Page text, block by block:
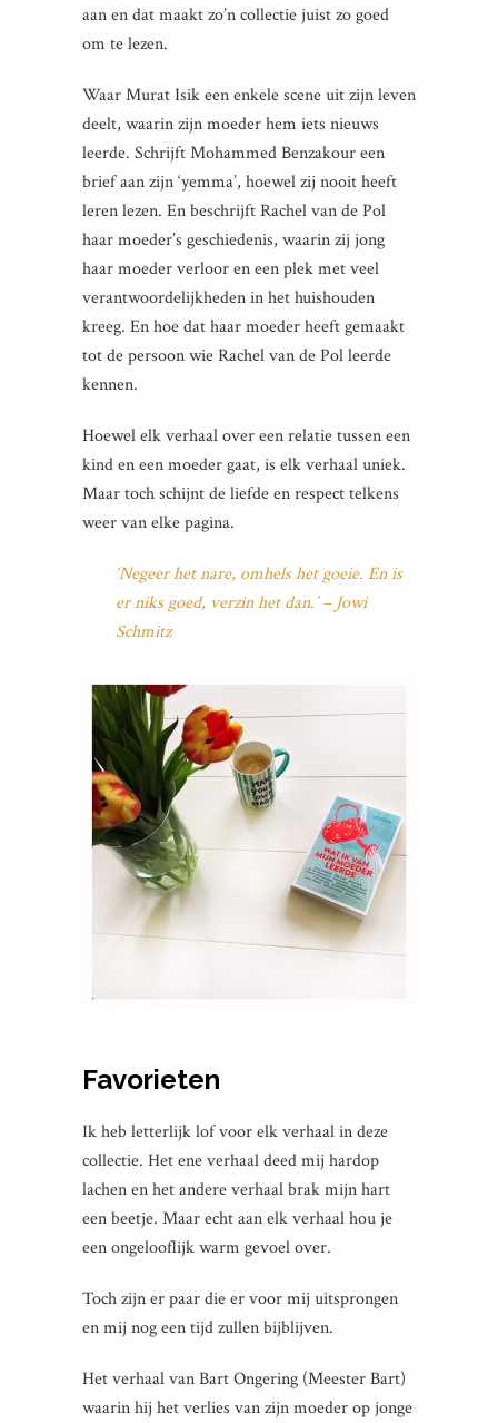
aan en dat maakt zo’n collectie juist zo goed
om te lezen.
Waar Murat Isik een enkele scene uit zijn leven
deelt, waarin zijn moeder hem iets nieuws
leerde. Schrijft Mohammed Benzakour een
brief aan zijn ‘yemma’, hoewel zij nooit heeft
leren lezen. En beschrijft Rachel van de Pol
haar moeder’s geschiedenis, waarin zij jong
haar moeder verloor en een plek met veel
verantwoordelijkheden in het huishouden
kreeg. En hoe dat haar moeder heeft gemaakt
tot de persoon wie Rachel van de Pol leerde
kennen.
Hoewel elk verhaal over een relatie tussen een
kind en een moeder gaat, is elk verhaal uniek.
Maar toch schijnt de liefde en respect telkens
weer van elke pagina.
‘Negeer het nare, omhels het goeie. En is
er niks goed, verzin het dan.’ – Jowi
Schmitz
Favorieten
Ik heb letterlijk lof voor elk verhaal in deze
collectie. Het ene verhaal deed mij hardop
lachen en het andere verhaal brak mijn hart
een beetje. Maar echt aan elk verhaal hou je
een ongelooflijk warm gevoel over.
Toch zijn er paar die er voor mij uitsprongen
en mij nog een tijd zullen bijblijven.
Het verhaal van Bart Ongering (Meester Bart)
waarin hij het verlies van zijn moeder op jonge